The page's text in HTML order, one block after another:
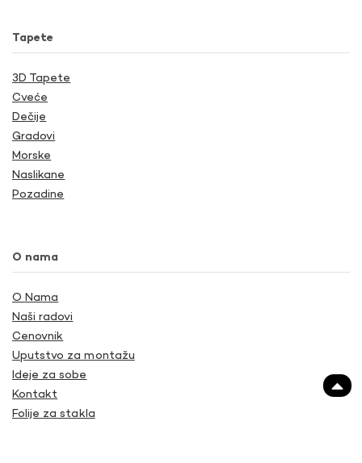
Tapete
3D Tapete
Cveće
Dečije
Gradovi
Morske
Naslikane
Pozadine
O nama
O Nama
Naši radovi
Cenovnik
Uputstvo za montažu
Ideje za sobe
Kontakt
Folije za stakla